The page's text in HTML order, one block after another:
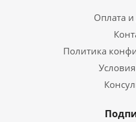
Оплата и
Политика